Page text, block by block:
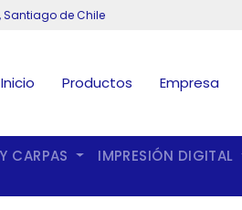
Santiago de Chile
Inicio Productos Empresa
CARPAS IMPRESIÓN DIGITAL